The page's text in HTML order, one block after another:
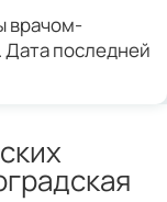
врачом-
Дата последней